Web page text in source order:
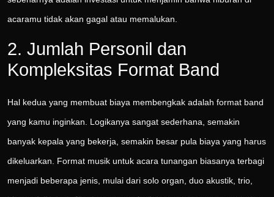
acaramu tidak akan gagal atau memalukan.
2. Jumlah Personil dan
Kompleksitas Format Band
Hal kedua yang membuat biaya membengkak adalah format band
yang kamu inginkan. Logikanya sangat sederhana, semakin
banyak kepala yang bekerja, semakin besar pula biaya yang harus
dikeluarkan. Format musik untuk acara tunangan biasanya terbagi
menjadi beberapa jenis, mulai dari solo organ, duo akustik, trio,